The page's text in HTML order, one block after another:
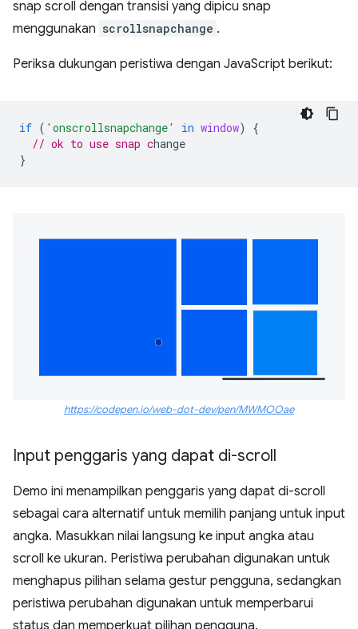
snap scroll dengan transisi yang dipicu snap
menggunakan scrollsnapchange .
Periksa dukungan peristiwa dengan JavaScript berikut:
if ( 'onscrollsnapchange' in window)
{
// ok to use snap c
}
https://codepen.io/web-dot-dev/pen/MWMOOae
Input penggaris yang dapat di-scroll
Demo ini menampilkan penggaris yang dapat di-scroll
sebagai cara alternatif untuk memilih panjang untuk input
angka. Masukkan nilai langsung ke input angka atau
scroll ke ukuran. Peristiwa perubahan digunakan untuk
menghapus pilihan selama gestur pengguna, sedangkan
peristiwa perubahan digunakan untuk memperbarui
status dan memperkuat pilihan pengguna.